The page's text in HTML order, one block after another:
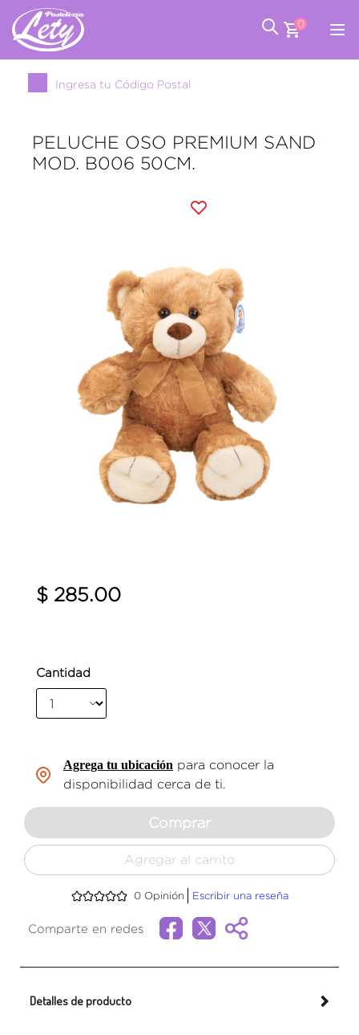
0
Ingresa tu Código Postal
PELUCHE OSO PREMIUM SAND
MOD. B006 50CM.
$ 285.00
Cantidad
Agrega tu ubicación para conocer la
disponibilidad cerca de ti.
Comprar
Agregar al carrito
0 Opinión Escribir una reseña
Comparte en redes
Detalles de producto